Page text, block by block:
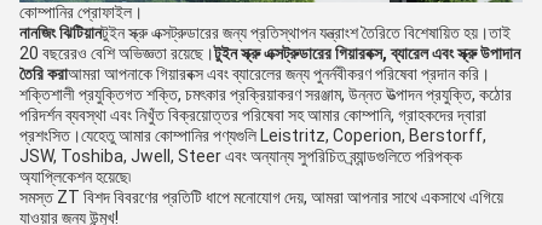
কোম্পানির প্রোফাইল।
নানজিং ঝিটিয়ানটুইন স্ক্রু এক্সট্রুডারের জন্য প্রতিস্থাপন যন্ত্রাংশ তৈরিতে বিশেষায়িত হয়।তাই
20 বছরেরও বেশি অভিজ্ঞতা রয়েছে।টুইন স্ক্রু এক্সট্রুডারের গিয়ারবক্স, ব্যারেল এবং স্ক্রু উপাদান
তৈরি করাআমরা আপনাকে গিয়ারবক্স এবং ব্যারেলের জন্য পুনর্নবীকরণ পরিষেবা প্রদান করি।
শক্তিশালী প্রযুক্তিগত শক্তি, চমৎকার প্রক্রিয়াকরণ সরঞ্জাম, উন্নত উত্পাদন প্রযুক্তি, কঠোর
পরিদর্শন ব্যবস্থা এবং নিখুঁত বিক্রয়োত্তর পরিষেবা সহ আমার কোম্পানি, গ্রাহকদের দ্বারা
প্রশংসিত।যেহেতু আমার কোম্পানির পণ্যগুলি Leistritz, Coperion, Berstorff,
JSW, Toshiba, Jwell, Steer এবং অন্যান্য সুপরিচিত ব্র্যান্ডগুলিতে পরিপক্ক
অ্যাপ্লিকেশন হয়েছে৷
সমস্ত ZT বিশদ বিবরণের প্রতিটি ধাপে মনোযোগ দেয়, আমরা আপনার সাথে একসাথে এগিয়ে
যাওয়ার জন্য উন্মুখ!